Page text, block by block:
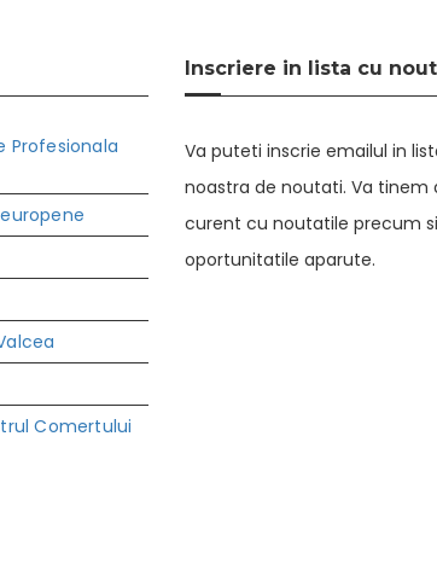
Profesionala
Comertului
Inscriere in lista cu
Va puteti inscrie emailul in
noastra de noutati. Va tinem
curent cu noutatile precum si
oportunitatile aparute.